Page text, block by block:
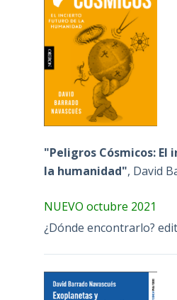
"Peligros Cósmicos:
la humanidad", David
NUEVO octubre 2021
¿Dónde encontrarlo?